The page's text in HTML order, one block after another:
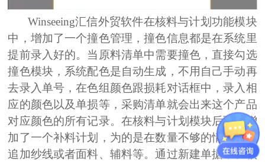
Winseeing汇信外贸软件在核料与计划 功能模块
中， 增加了一个撞色管理，撞色信息都是在系统里
提前录入好的。 当原料清单中需要撞色，直接勾选
撞色模块，系统配色是自动生成，不用自己手动再
去录入单号，在色组颜色跟损耗对话框中，录入相
应的颜色以及单损等，采购清单就会出来这个产品
对应颜色的所有记录。在核料与计划模块后面，增
加了一个补料计划，为的是在数量不够的情况下，
追加纱线或者面料、辅料等。通过新建单据，从核